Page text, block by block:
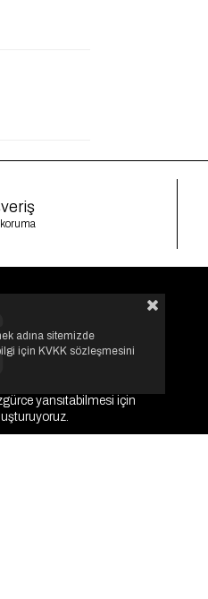
yansıtabilmesi için
adına sitemizde
için KVKK sözleşmesini